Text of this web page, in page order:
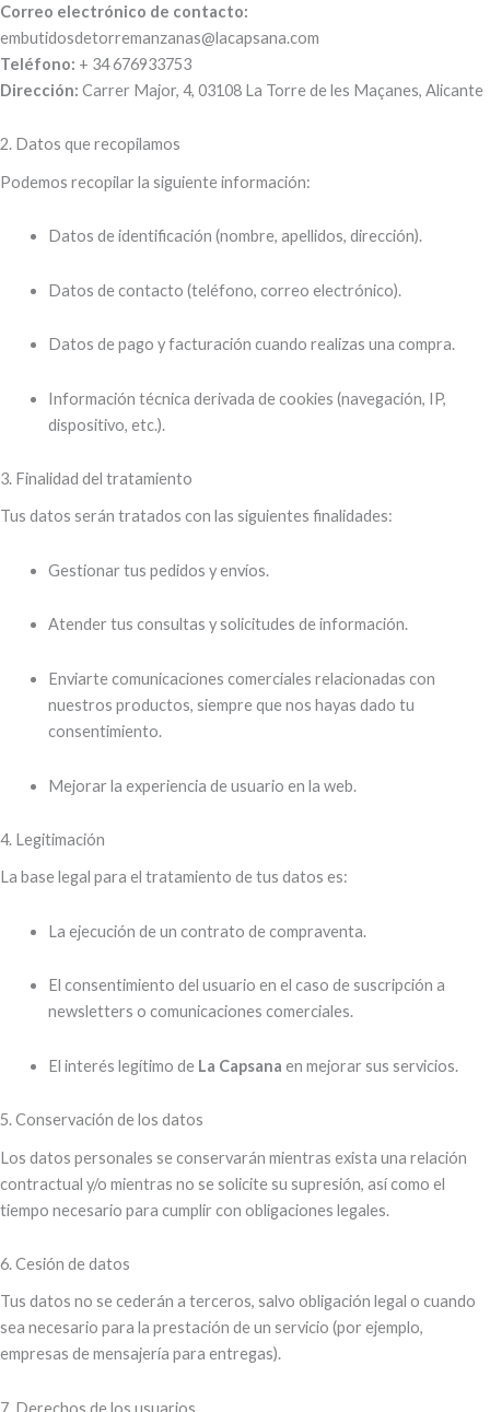
Correo electrónico de contacto:
embutidosdetorremanzanas@lacapsana.com
Teléfono: + 34 676933753
Dirección: Carrer Major, 4, 03108 La Torre de les Maçanes, Alicante
2. Datos que recopilamos
Podemos recopilar la siguiente información:
Datos de identificación (nombre, apellidos, dirección).
Datos de contacto (teléfono, correo electrónico).
Datos de pago y facturación cuando realizas una compra.
Información técnica derivada de cookies (navegación, IP,
dispositivo, etc.).
3. Finalidad del tratamiento
Tus datos serán tratados con las siguientes finalidades:
Gestionar tus pedidos y envíos.
Atender tus consultas y solicitudes de información.
Enviarte comunicaciones comerciales relacionadas con
nuestros productos, siempre que nos hayas dado tu
consentimiento.
Mejorar la experiencia de usuario en la web.
4. Legitimación
La base legal para el tratamiento de tus datos es:
La ejecución de un contrato de compraventa.
El consentimiento del usuario en el caso de suscripción a
newsletters o comunicaciones comerciales.
El interés legítimo de La Capsana en mejorar sus servicios.
5. Conservación de los datos
Los datos personales se conservarán mientras exista una relación
contractual y/o mientras no se solicite su supresión, así como el
tiempo necesario para cumplir con obligaciones legales.
6. Cesión de datos
Tus datos no se cederán a terceros, salvo obligación legal o cuando
sea necesario para la prestación de un servicio (por ejemplo,
empresas de mensajería para entregas).
7. Derechos de los usuarios